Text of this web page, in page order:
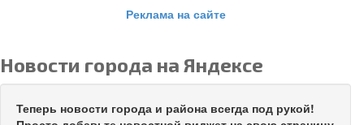
Реклама на сайте
Новости города на Яндексе
Теперь новости города и района всегда под рукой!